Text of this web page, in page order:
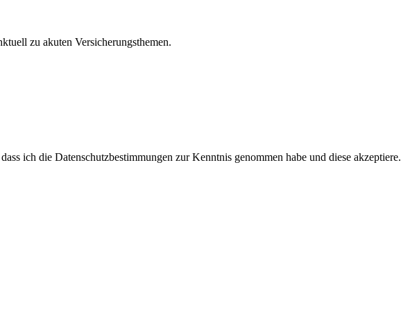
zu akuten Versicherungsthemen.
ich die Datenschutzbestimmungen zur Kenntnis genommen habe und diese akzeptiere.